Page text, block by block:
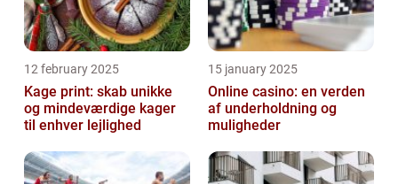
12 february 2025
Kage print: skab unikke
og mindeværdige kager
til enhver lejlighed
15 january 2025
Online casino: en verden
af underholdning og
muligheder